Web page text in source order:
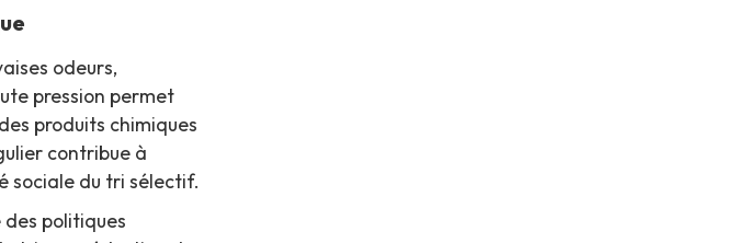
odeurs,
pression permet
produits chimiques
contribue à
sociale du tri sélectif.
politiques